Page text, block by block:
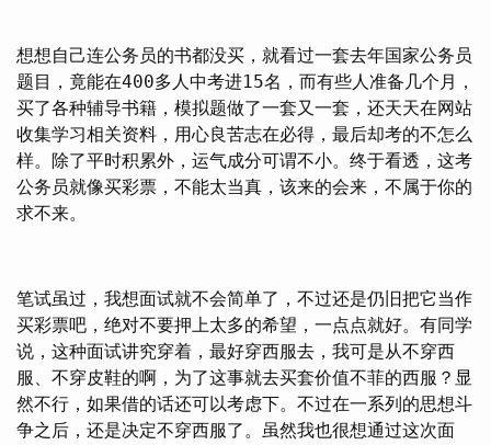
想想自己连公务员的书都没买，就看过一套去年国家公务员
题目，竟能在400多人中考进15名，而有些人准备几个月，
买了各种辅导书籍，模拟题做了一套又一套，还天天在网站
收集学习相关资料，用心良苦志在必得，最后却考的不怎么
样。除了平时积累外，运气成分可谓不小。终于看透，这考
公务员就像买彩票，不能太当真，该来的会来，不属于你的
求不来。
笔试虽过，我想面试就不会简单了，不过还是仍旧把它当作
买彩票吧，绝对不要押上太多的希望，一点点就好。有同学
说，这种面试讲究穿着，最好穿西服去，我可是从不穿西
服、不穿皮鞋的啊，为了这事就去买套价值不菲的西服？显
然不行，如果借的话还可以考虑下。不过在一系列的思想斗
争之后，还是决定不穿西服了。虽然我也很想通过这次面